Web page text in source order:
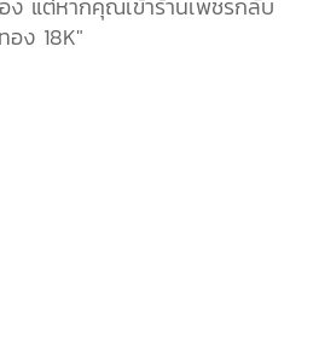
ง แต่หากคุณเข้าร้านเพชรกลับ
อง 18K"